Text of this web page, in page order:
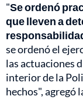
"Se ordenó
que lleven a
se ordenó el
las actuaciones
interior de la
hechos", agregó